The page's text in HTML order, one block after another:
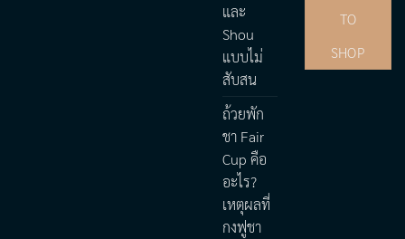
และ
Shou
แบบไม่
สับสน
ถ้วยพัก
ชา Fair
Cup คือ
อะไร?
เหตุผลที่
กงฟูชา
TO
SHOP